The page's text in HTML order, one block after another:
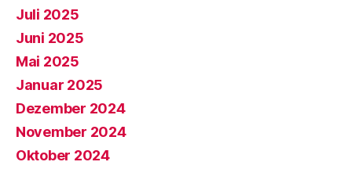
Juli 2025
Juni 2025
Mai 2025
Januar 2025
Dezember 2024
November 2024
Oktober 2024